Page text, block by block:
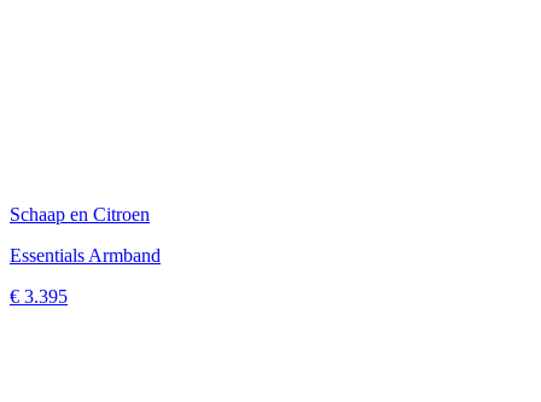
Schaap en Citroen
Essentials Armband
€ 3.395